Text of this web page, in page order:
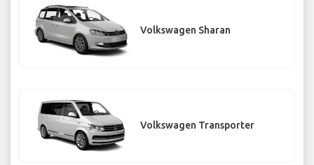
Volkswagen Sharan
Volkswagen Transporter